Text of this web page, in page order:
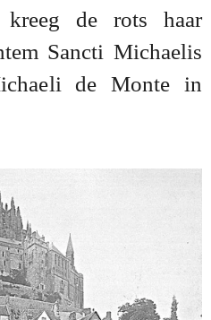
de rots haar
Sancti Michaelis
de Monte in